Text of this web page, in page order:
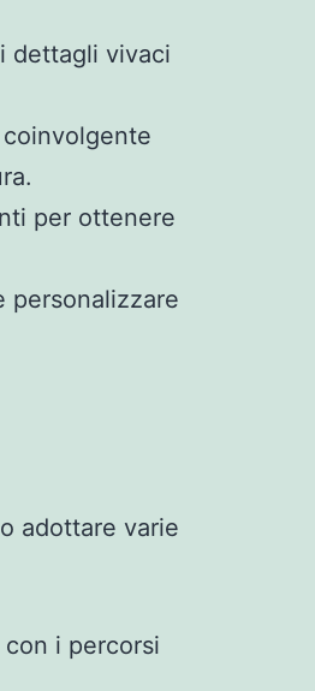
dettagli vivaci
per ottenere
personalizzare
adottare varie
i percorsi